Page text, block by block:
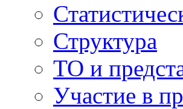
Структура
ТО и
Участие в